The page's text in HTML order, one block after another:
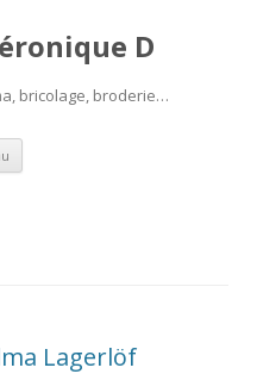
D
bricolage, broderie…
Aller
contenu
Lagerlöf